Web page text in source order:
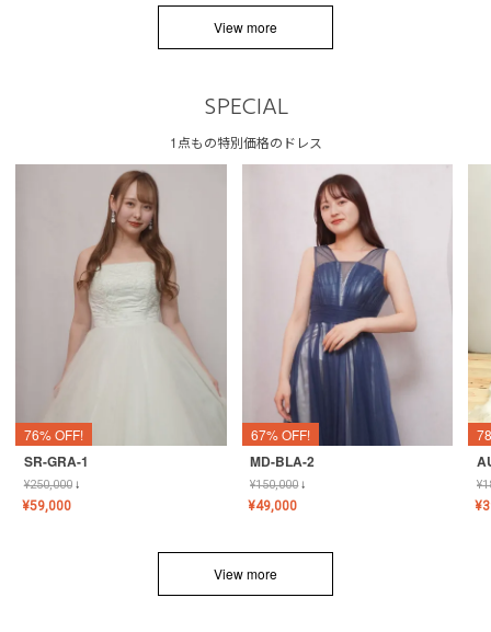
View more
SPECIAL
1点もの特別価格のドレス
76% OFF!
SR-GRA-1
¥250,000↓
¥59,000
67% OFF!
MD-BLA-2
¥150,000↓
¥49,000
¥
¥
View more